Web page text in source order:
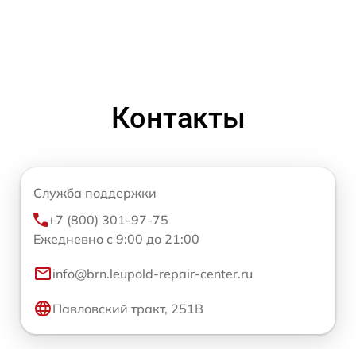
Контакты
Служба поддержки
+7 (800) 301-97-75
Ежедневно с 9:00 до 21:00
info@brn.leupold-repair-center.ru
Павловский тракт, 251В